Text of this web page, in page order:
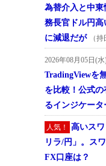
為替介入と中
務長官ドル円
に減退だが
（
2026年08月05日(
TradingViewを
を比較！公式
るインジケー
人気！
高いス
リラ/円」。ス
FX口座は？